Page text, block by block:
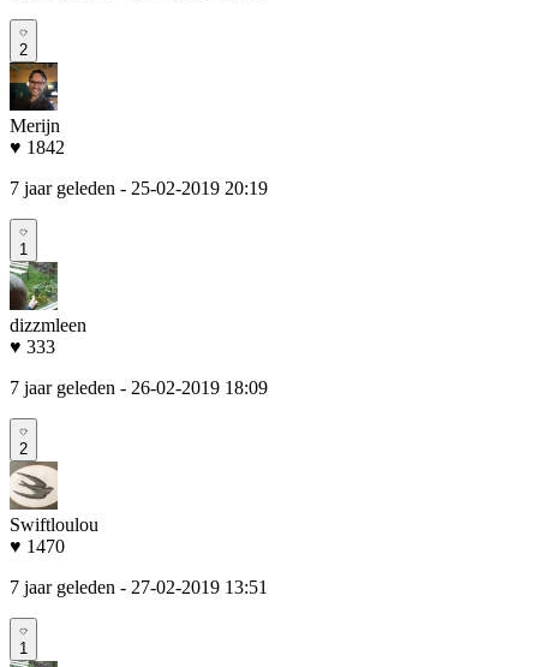
2
Merijn
♥ 1842
7 jaar geleden - 25-02-2019 20:19
1
dizzmleen
♥ 333
7 jaar geleden - 26-02-2019 18:09
2
Swiftloulou
♥ 1470
7 jaar geleden - 27-02-2019 13:51
1